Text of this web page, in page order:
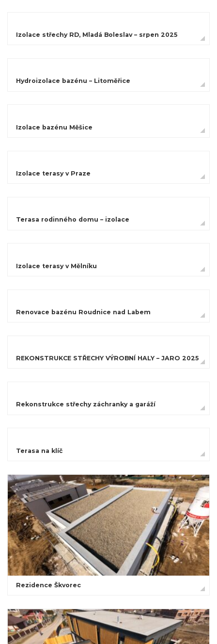
Izolace střechy RD, Mladá Boleslav – srpen 2025
Hydroizolace bazénu – Litoměřice
Izolace bazénu Měšice
Izolace terasy v Praze
Terasa rodinného domu – izolace
Izolace terasy v Mělníku
Renovace bazénu Roudnice nad Labem
REKONSTRUKCE STŘECHY VÝROBNÍ HALY – JARO 2025
Rekonstrukce střechy záchranky a garáží
Terasa na klíč
Rezidence Škvorec